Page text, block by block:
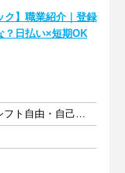
ク】職業紹介｜登録
？日払い×短期OK
週3日以上 1日7時間以上 シフト自由・自己申告